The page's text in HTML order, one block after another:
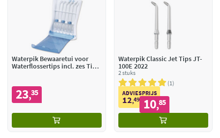
Waterpik Bewaaretui voor
Waterflossertips incl. zes Tips
23,35
Waterpik Classic Jet Tips JT-
100E 2022
2 stuks
1
ADVIESPRIJS
12,49 10,85